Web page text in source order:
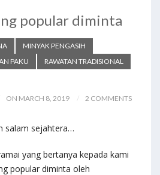
popular diminta
MINYAK PENGASIH
PAKU
RAWATAN TRADISIONAL
ON MARCH 8, 2019 2 COMMENTS
salam sejahtera…
yang bertanya kepada kami
popular diminta oleh